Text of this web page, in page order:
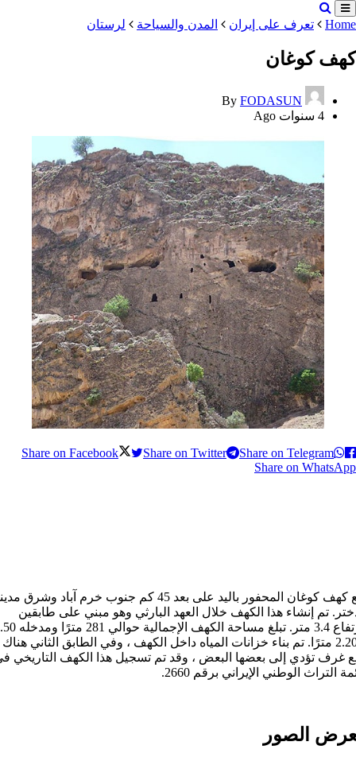
Home تعرف على إيران المدن والسياحة لرستان
کهف کوغان
By FODASUN
4 سنوات Ago
Share on Facebook Share on Twitter
Share on Telegram
Share on WhatsApp
يقع كهف كوغان المحفور بالید على بعد 45 كم جنوب خرم آباد وشرق
تم إنشاء هذا الكهف خلال العهد البارثي وهو مبني على طابقين
بارتفاع 3.4 متر. تبلغ مساحة الكهف الإجمالية
× 2.20 مترًا. تم بناء خزانات المياه داخل الكهف ، وفي الطابق الثاني هناك
غرف تؤدي إلى بعضها البعض ، وقد تم تسجيل هذا الکهف التاريخي
التراث الوطني الإيراني برقم 2660.
الصور